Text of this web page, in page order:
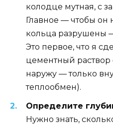
колодце мутная, с
Главное — чтобы он
кольца разрушены
Это первое, что я
цементный
наружу — только
теплообмен).
Определите
Нужно знать,